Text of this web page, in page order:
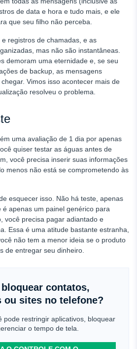
de data e hora e tudo mais, e ele
que seu filho não perceba.
registros de chamadas, e as
mas não são instantâneas.
demoram uma eternidade e, se seu
de backup, as mensagens
Vimos isso acontecer mais de
resolveu o problema.
uma avaliação de 1 dia por apenas
quiser testar as águas antes de
você precisa inserir suas informações
menos não está se comprometendo às
esquecer isso. Não há teste, apenas
é apenas um painel genérico para
você precisa pagar adiantado e
Essa é uma atitude bastante estranha,
não tem a menor ideia se o produto
de entregar seu dinheiro.
contatos,
ou sites no telefone?
pode restringir aplicativos, bloquear
o tempo de tela.